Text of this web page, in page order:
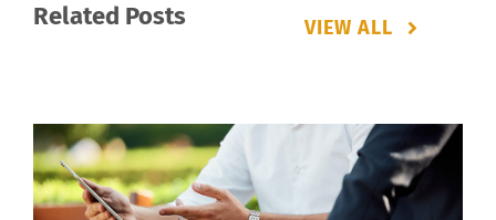
Related Posts VIEW ALL